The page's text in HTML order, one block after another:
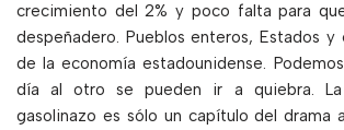
crecimiento del 2% y poco falta para
despeñadero. Pueblos enteros, Estados y
de la economía estadounidense.
día al otro se pueden ir a quiebra.
gasolinazo es sólo un capítulo del drama